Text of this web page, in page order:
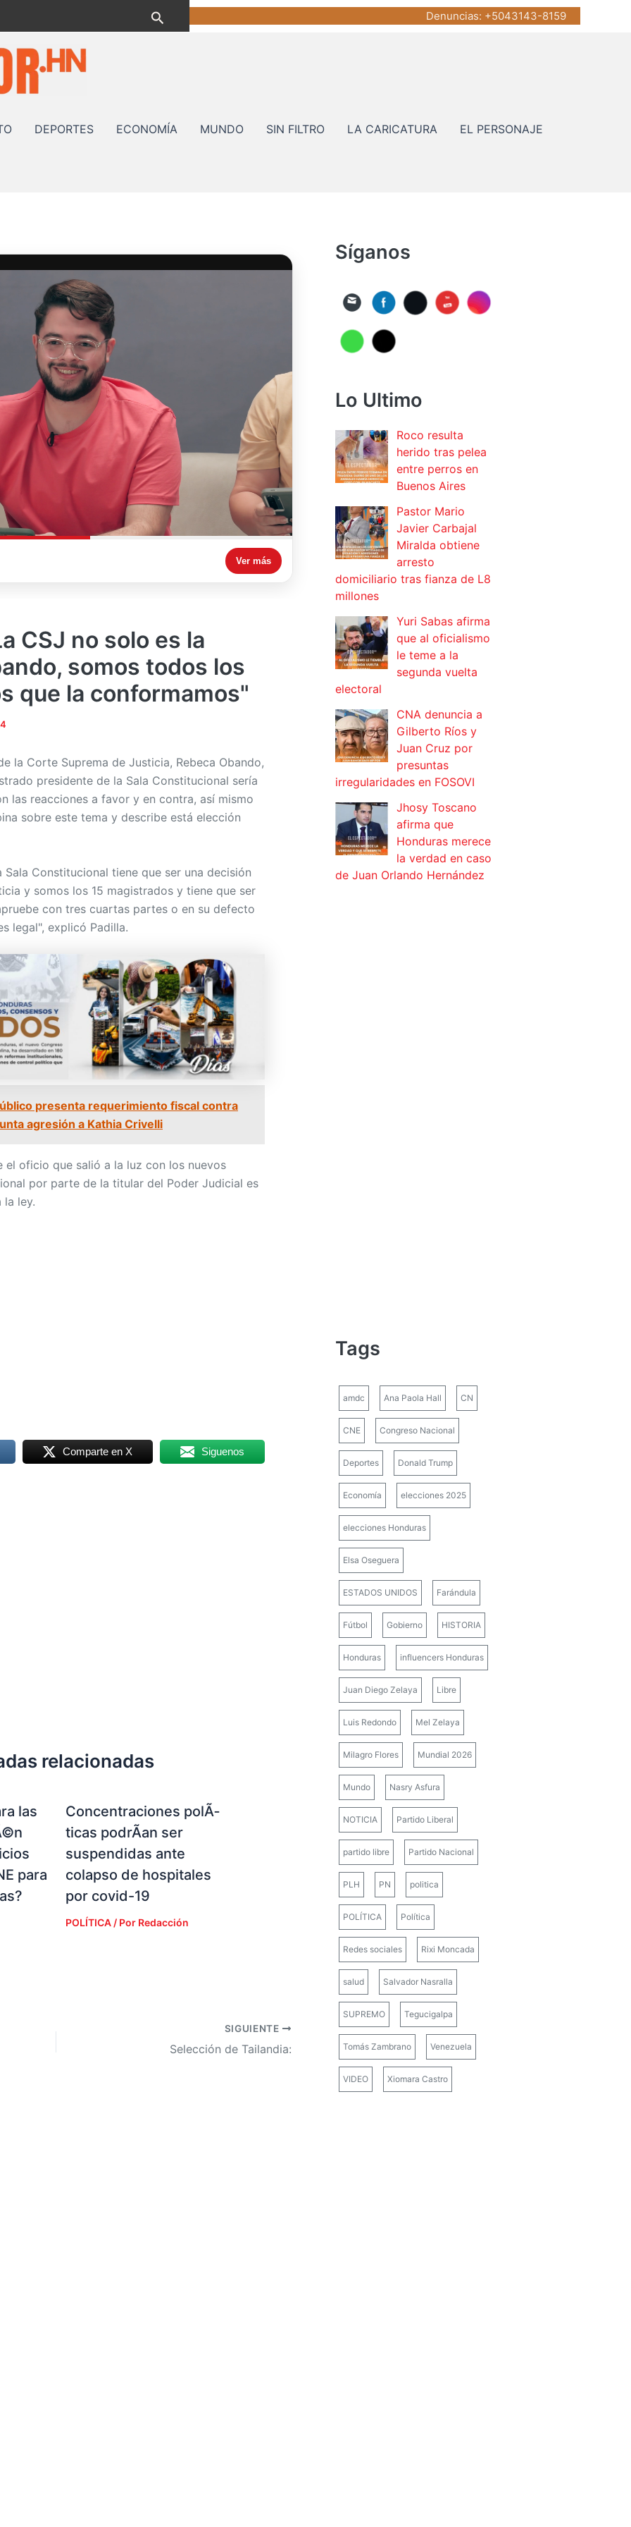
Buscar Denuncias: +5043143-8159
DEPORTES ECONOMÍA MUNDO SIN FILTRO LA CARICATURA EL PERSONAJE
Ver más
CSJ no solo es la
somos todos los
que la conformamos"
la Corte Suprema de Justicia, Rebeca Obando,
presidente de la Sala Constitucional sería
las reacciones a favor y en contra, así mismo
sobre este tema y describe está elección
Sala Constitucional tiene que ser una decisión
y somos los 15 magistrados y tiene que ser
con tres cuartas partes o en su defecto
legal", explicó Padilla.
presenta requerimiento fiscal contra
agresión a Kathia Crivelli
el oficio que salió a la luz con los nuevos
por parte de la titular del Poder Judicial es
la ley.
Comparte en X Siguenos
relacionadas
las
para
Concentraciones polÃ­
ticas podrÃ­an ser
suspendidas ante
colapso de hospitales
por covid-19
POLÍTICA/ Por Redacción
SIGUIENTE
Selección de Tailandia:
Síganos
Lo Ultimo
Roco resulta
herido tras pelea
entre perros en
Buenos Aires
Pastor Mario
Javier Carbajal
Miralda obtiene
arresto
domiciliario tras fianza de L8
millones
Yuri Sabas afirma
que al oficialismo
le teme a la
segunda vuelta
electoral
CNA denuncia a
Gilberto Ríos y
Juan Cruz por
presuntas
irregularidades en FOSOVI
Jhosy Toscano
afirma que
Honduras merece
la verdad en caso
de Juan Orlando Hernández
Tags
amdc Ana Paola Hall CN
CNE Congreso Nacional
Deportes Donald Trump
Economía elecciones 2025
elecciones Honduras
Elsa Oseguera
ESTADOS UNIDOS Farándula
Fútbol Gobierno HISTORIA
Honduras influencers Honduras
Juan Diego Zelaya Libre
Luis Redondo Mel Zelaya
Milagro Flores Mundial 2026
Mundo Nasry Asfura
NOTICIA Partido Liberal
partido libre Partido Nacional
PLH PN politica
POLÍTICA Política
Redes sociales Rixi Moncada
salud Salvador Nasralla
SUPREMO Tegucigalpa
Tomás Zambrano Venezuela
VIDEO Xiomara Castro